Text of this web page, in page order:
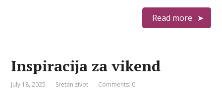
Read more
Inspiracija za vikend
July 18, 2025 Sretan zivot Comments: 0